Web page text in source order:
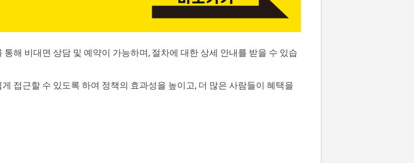
해 비대면 상담 및 예약이 가능하며, 절차에 대한 상세 안내를 받을 수 있습
접근할 수 있도록 하여 정책의 효과성을 높이고, 더 많은 사람들이 혜택을